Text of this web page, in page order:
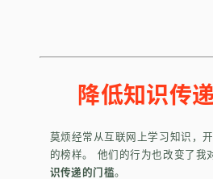
降低知识传
莫烦经常从互联网上学习知识，
的榜样。 他们的行为也改变了我
识传递的门槛。